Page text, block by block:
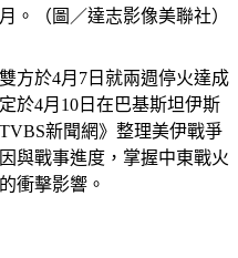
方於4月7日就兩週停火達成
於4月10日在巴基斯坦伊斯
新聞網》整理美伊戰爭
與戰事進度，掌握中東戰火